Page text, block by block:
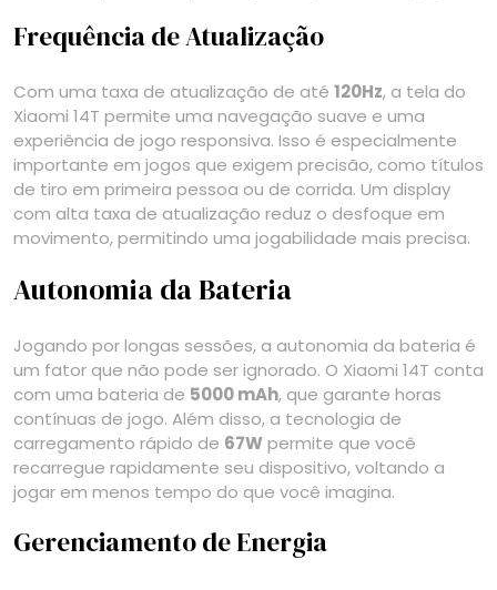
Frequência de Atualização
Com uma taxa de atualização de até 120Hz, a tela do
Xiaomi 14T permite uma navegação suave e uma
experiência de jogo responsiva. Isso é especialmente
importante em jogos que exigem precisão, como títulos
de tiro em primeira pessoa ou de corrida. Um display
com alta taxa de atualização reduz o desfoque em
movimento, permitindo uma jogabilidade mais precisa.
Autonomia da Bateria
Jogando por longas sessões, a autonomia da bateria é
um fator que não pode ser ignorado. O Xiaomi 14T conta
com uma bateria de 5000 mAh, que garante horas
contínuas de jogo. Além disso, a tecnologia de
carregamento rápido de 67Wpermite que você
recarregue rapidamente seu dispositivo, voltando a
jogar em menos tempo do que você imagina.
Gerenciamento de Energia